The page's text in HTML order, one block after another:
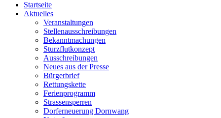
Startseite
Aktuelles
Veranstaltungen
Stellenausschreibungen
Bekanntmachungen
Sturzflutkonzept
Ausschreibungen
Neues aus der Presse
Bürgerbrief
Rettungskette
Ferienprogramm
Strassensperren
Dorferneuerung Dornwang